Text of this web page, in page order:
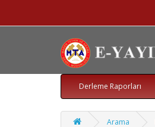
Derleme Raporları
Arama